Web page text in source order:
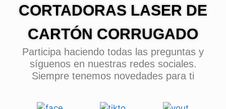
CORTADORAS LASER DE
CARTÓN CORRUGADO
Participa haciendo todas las preguntas y
síguenos en nuestras redes sociales.
Siempre tenemos novedades para ti